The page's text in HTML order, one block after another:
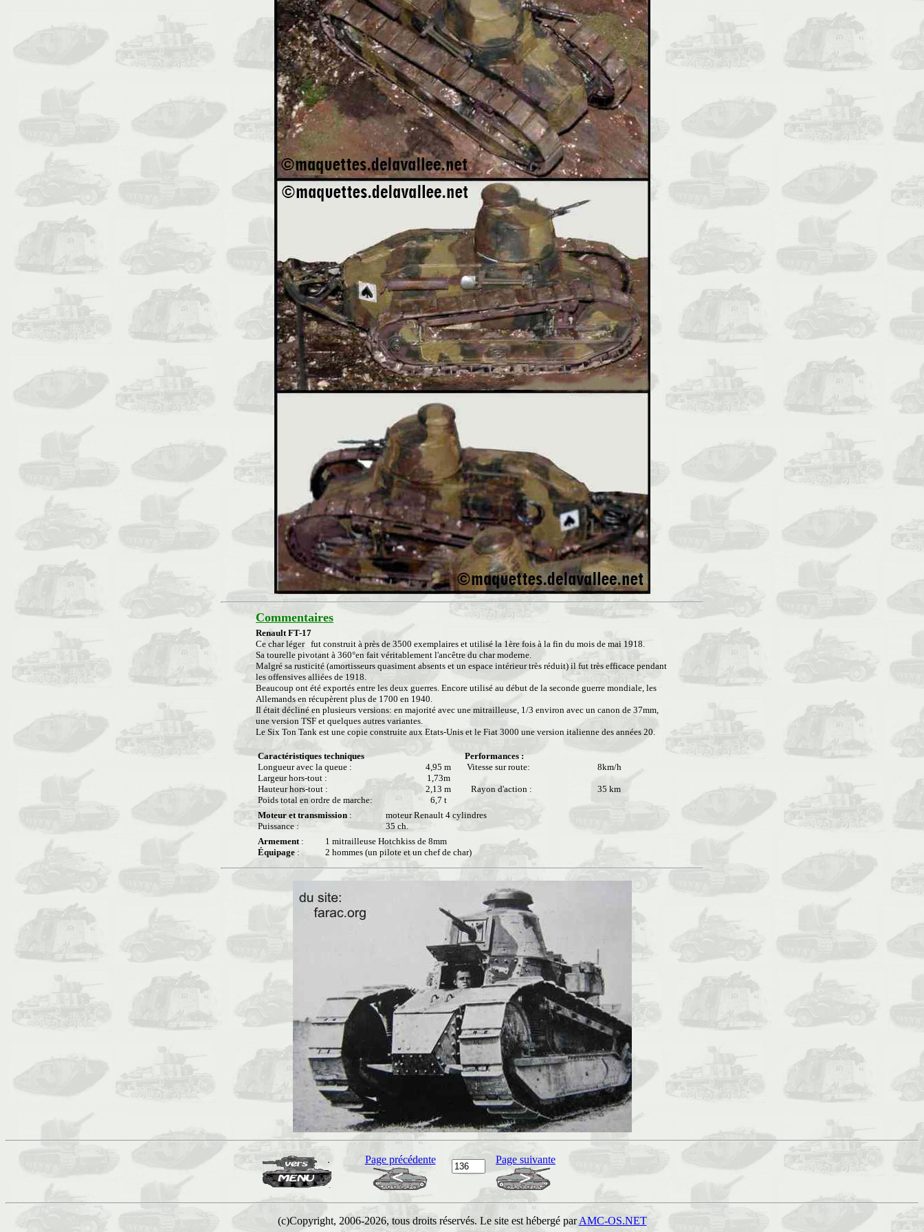
Commentaires
Renault FT-17
Ce char léger fut construit à près de 3500 exemplaires et utilisé la 1ère fois à la fin du mois de mai 1918.
Sa tourelle pivotant à 360°en fait véritablement l'ancêtre du char moderne.
Malgré sa rusticité (amortisseurs quasiment absents et un espace intérieur très réduit) il fut très efficace pendant
les offensives alliées de 1918.
Beaucoup ont été exportés entre les deux guerres. Encore utilisé au début de la seconde guerre mondiale, les
Allemands en récupèrent plus de 1700 en 1940.
Il était décliné en plusieurs versions: en majorité avec une mitrailleuse, 1/3 environ avec un canon de 37mm,
une version TSF et quelques autres variantes.
Le Six Ton Tank est une copie construite aux Etats-Unis et le Fiat 3000 une version italienne des années 20.
Caractéristiques techniques
Longueur avec la queue :
Largeur hors-tout :
Hauteur hors-tout :
Poids total en ordre de marche:
4,95 m
1,73m
2,13 m
6,7 t
Performances :
Vitesse sur route:
Rayon d'action :
8km/h
35 km
Moteur et transmission :
Puissance :
moteur Renault 4 cylindres
35 ch.
Armement:
Équipage :
1 mitrailleuse Hotchkiss de 8mm
2 hommes (un pilote et un chef de char)
Page précédente Page suivante
(c)Copyright, 2006-2026, tous droits réservés. Le site est hébergé parAMC-OS.NET